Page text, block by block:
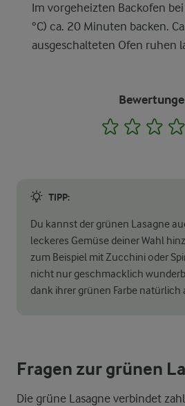
Im vorgeheizten Backofen
°C) ca. 20 Minuten backen.
ausgeschalteten Ofen ruhen
1 2 3
TIPP:
Du kannst der grünen Lasagne
leckeres Gemüse deiner Wahl
zum Beispiel mit Zucchini oder
nicht nur geschmacklich
dank ihrer grünen Farbe natürlich
Fragen zur grünen
Die grüne Lasagne verbindet